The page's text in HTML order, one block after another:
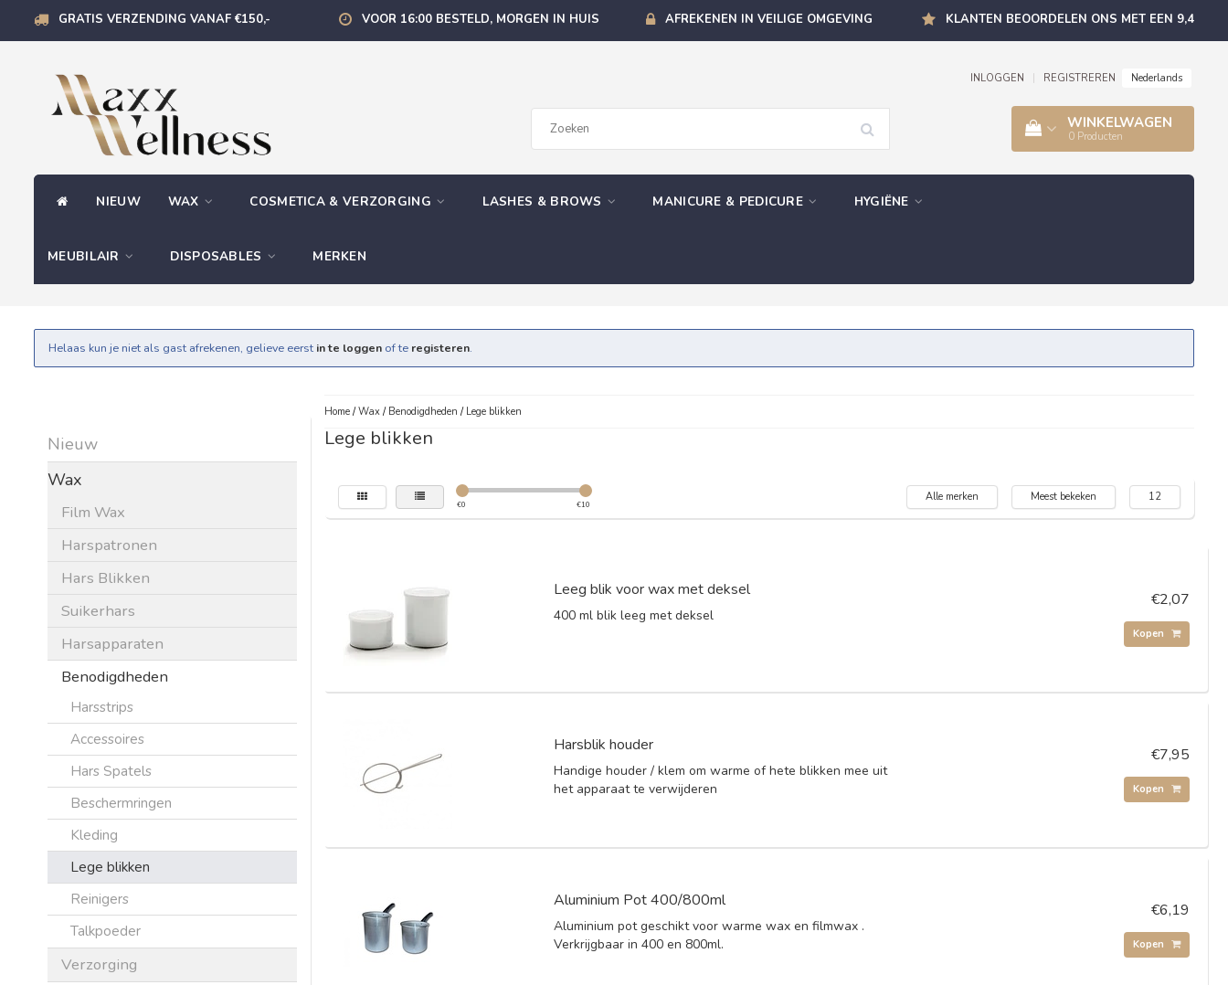
GRATIS VERZENDING VANAF €150,- VOOR 16:00 BESTELD, MORGEN IN HUIS AFREKENEN IN VEILIGE OMGEVING KLANTEN BEOORDELEN ONS MET EEN 9,4
INLOGGEN REGISTREREN Nederlands
WINKELWAGEN
0 Producten
NIEUW WAX COSMETICA & VERZORGING LASHES & BROWS MANICURE & PEDICURE HYGIËNE
MEUBILAIR DISPOSABLES MERKEN
Helaas kun je niet als gast afrekenen, gelieve eerst in te loggen of te registeren.
Nieuw
Wax
Film Wax
Harspatronen
Hars Blikken
Suikerhars
Harsapparaten
Benodigdheden
Harsstrips
Accessoires
Hars Spatels
Beschermringen
Kleding
Lege blikken
Reinigers
Talkpoeder
Verzorging
Home/Wax/ Benodigdheden / Lege blikken
Lege blikken
€0 €10
Alle merken Meest bekeken 12
Leeg blik voor wax met deksel
400 ml blik leeg met deksel
€2,07
Kopen
Harsblik houder
Handige houder / klem om warme of hete blikken mee uit
het apparaat te verwijderen
€7,95
Kopen
Aluminium Pot 400/800ml
Aluminium pot geschikt voor warme wax en filmwax .
Verkrijgbaar in 400 en 800ml.
€6,19
Kopen